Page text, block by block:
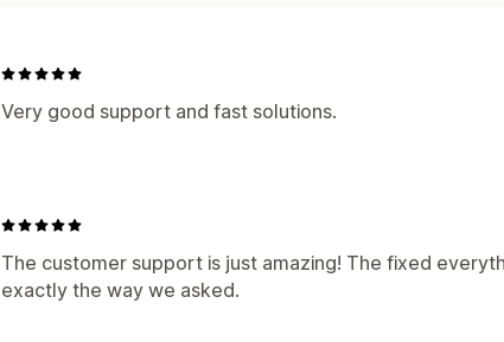
Very good support and fast solutions.
The customer support is just amazing! The fixed
exactly the way we asked.